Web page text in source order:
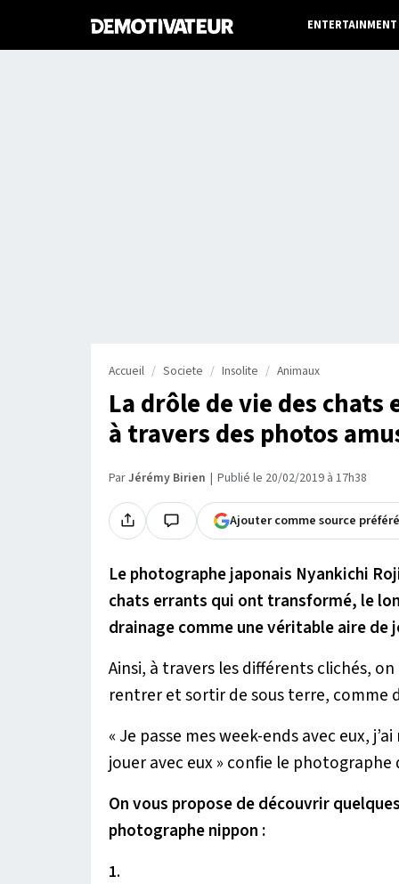
ENTERTAINMENT
Accueil Societe Insolite Animaux
La drôle de vie des
à travers des photos
ParJérémy Birien Publié le 20/02/2019 à 17h38
Ajouter comme source
Le photographe japonais Nyankichi
chats errants qui ont transformé, le
drainage comme une véritable aire de
Ainsi, à travers les différents clichés,
rentrer et sortir de sous terre, comme
« Je passe mes week-ends avec eux,
jouer avec eux » confie le photographe
On vous propose de découvrir
photographe nippon :
1.